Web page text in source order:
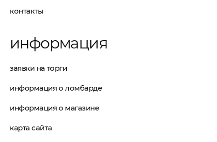
контакты
информация
заявки на торги
информация о ломбарде
информация о магазине
карта сайта